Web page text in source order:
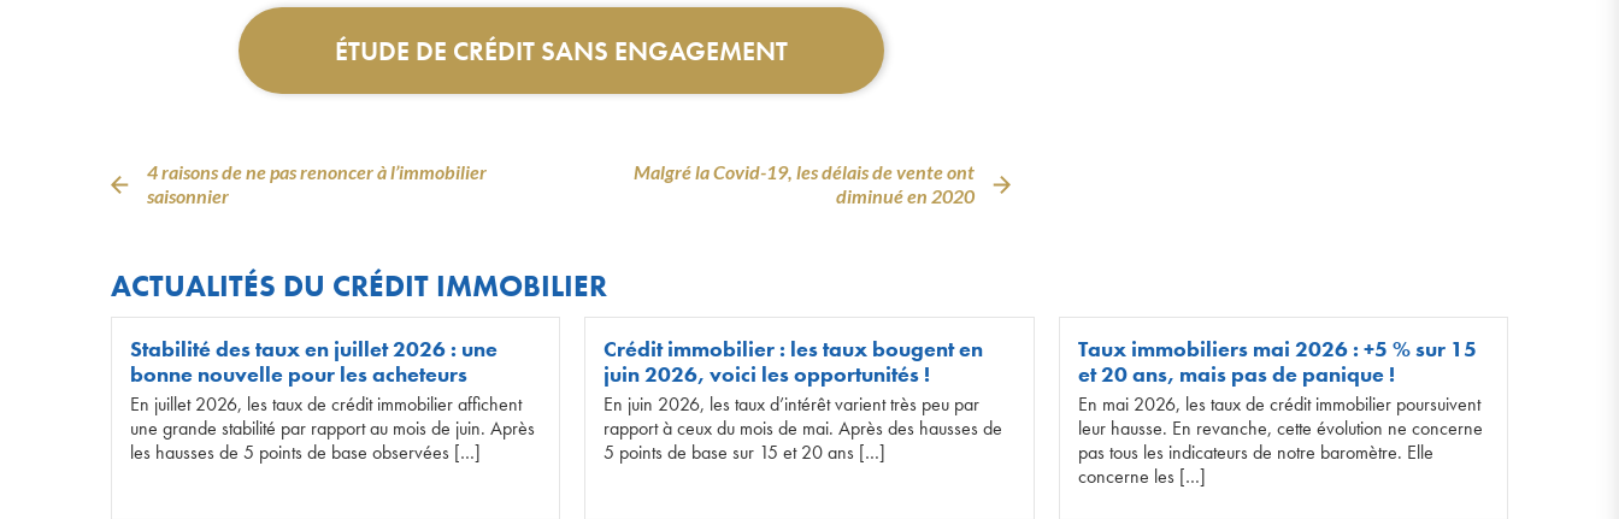
ÉTUDE DE CRÉDIT SANS ENGAGEMENT
4 raisons de ne pas renoncer à l’immobilier
saisonnier
Malgré la Covid-19, les délais de vente ont
diminué en 2020
ACTUALITÉS DU CRÉDIT IMMOBILIER
Stabilité des taux en juillet 2026 : une
bonne nouvelle pour les acheteurs
En juillet 2026, les taux de crédit immobilier affichent
une grande stabilité par rapport au mois de juin. Après
les hausses de 5 points de base observées […]
Crédit immobilier : les taux bougent en
juin 2026, voici les opportunités !
En juin 2026, les taux d’intérêt varient très peu par
rapport à ceux du mois de mai. Après des hausses de
5 points de base sur 15 et 20 ans […]
Taux immobiliers mai 2026 : +5 % sur 15
et 20 ans, mais pas de panique !
En mai 2026, les taux de crédit immobilier poursuivent
leur hausse. En revanche, cette évolution ne concerne
pas tous les indicateurs de notre baromètre. Elle
concerne les […]